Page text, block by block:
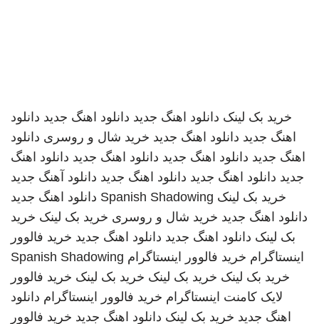
خرید بک لینک دانلود اهنگ جدید دانلود اهنگ جدید دانلود
اهنگ جدید دانلود اهنگ جدید خرید شال و روسری دانلود
اهنگ جدید دانلود اهنگ جدید دانلود اهنگ جدید دانلود اهنگ
جدید دانلود اهنگ جدید دانلود اهنگ جدید دانلود آهنگ جدید
خرید بک لینک Spanish Shadowing دانلود اهنگ جدید
دانلود اهنگ جدید خرید شال و روسری خرید بک لینک خرید
بک لینک دانلود اهنگ جدید دانلود اهنگ جدید خرید فالوور
اینستاگرام خرید فالوور اینستاگرام Spanish Shadowing
خرید بک لینک خرید بک لینک خرید بک لینک خرید فالوور
لایک کامنت اینستاگرام خرید فالوور اینستاگرام دانلود
اهنگ جدید خرید بک لینک دانلود اهنگ جدید خرید فالوور